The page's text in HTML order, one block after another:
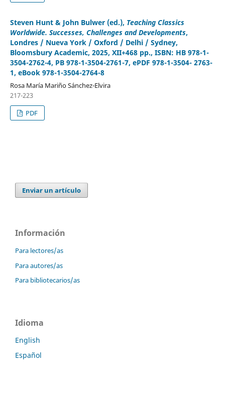
Steven Hunt & John Bulwer (ed.), Teaching Classics
Worldwide. Successes, Challenges and Developments,
Londres / Nueva York / Oxford / Delhi / Sydney,
Bloomsbury Academic, 2025, XII+468 pp., ISBN: HB 978-1-
3504-2762-4, PB 978-1-3504-2761-7, ePDF 978-1-3504- 2763-
1, eBook 978-1-3504-2764-8
Rosa María Mariño Sánchez-Elvira
217-223
PDF
Enviar un artículo
Información
Para lectores/as
Para autores/as
Para bibliotecarios/as
Idioma
English
Español